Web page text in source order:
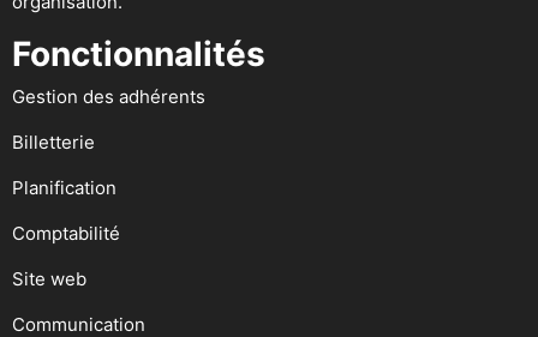
Fonctionnalités
Gestion des adhérents
Billetterie
Planification
Comptabilité
Site web
Communication